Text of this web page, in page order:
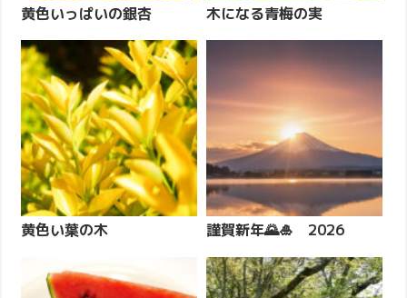
黄色いっぱいの銀杏 木になる青梅の実
黄色い葉の木 謹賀新年🌄🎍 2026